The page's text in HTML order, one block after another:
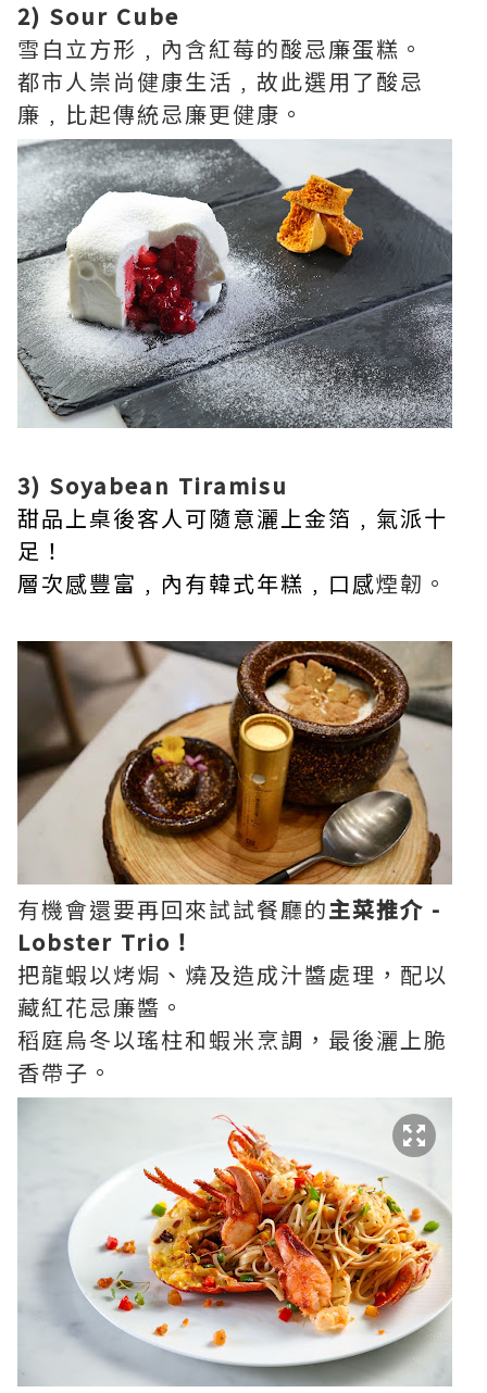
2) Sour Cube
雪白立方形﹐內含紅莓的酸忌廉蛋糕。
都市人崇尚健康生活﹐故此選用了酸忌
廉﹐比起傳統忌廉更健康。
3) Soyabean Tiramisu
甜品上桌後客人可隨意灑上金箔﹐氣派十
足！
層次感豐富﹐內有韓式年糕﹐口感煙韌。
有機會還要再回來試試餐廳的主菜推介 -
Lobster Trio！
把龍蝦以烤焗、燒及造成汁醬處理，配以
藏紅花忌廉醬。
稻庭烏冬以瑤柱和蝦米烹調，最後灑上脆
香帶子。